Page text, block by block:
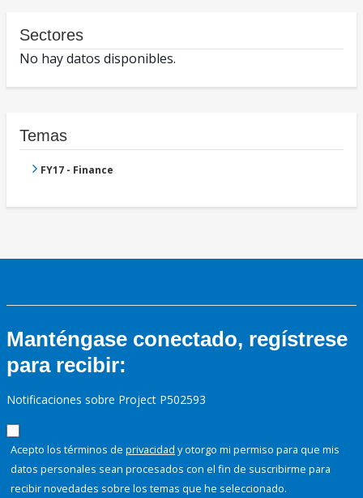
Sectores
No hay datos disponibles.
Temas
FY17 - Finance
Manténgase conectado, regístrese
para recibir:
Notificaciones sobre Project P502593
Acepto los términos de privacidad y otorgo mi permiso para que mis
datos personales sean procesados con el fin de suscribirme para
recibir novedades sobre los temas que he seleccionado.